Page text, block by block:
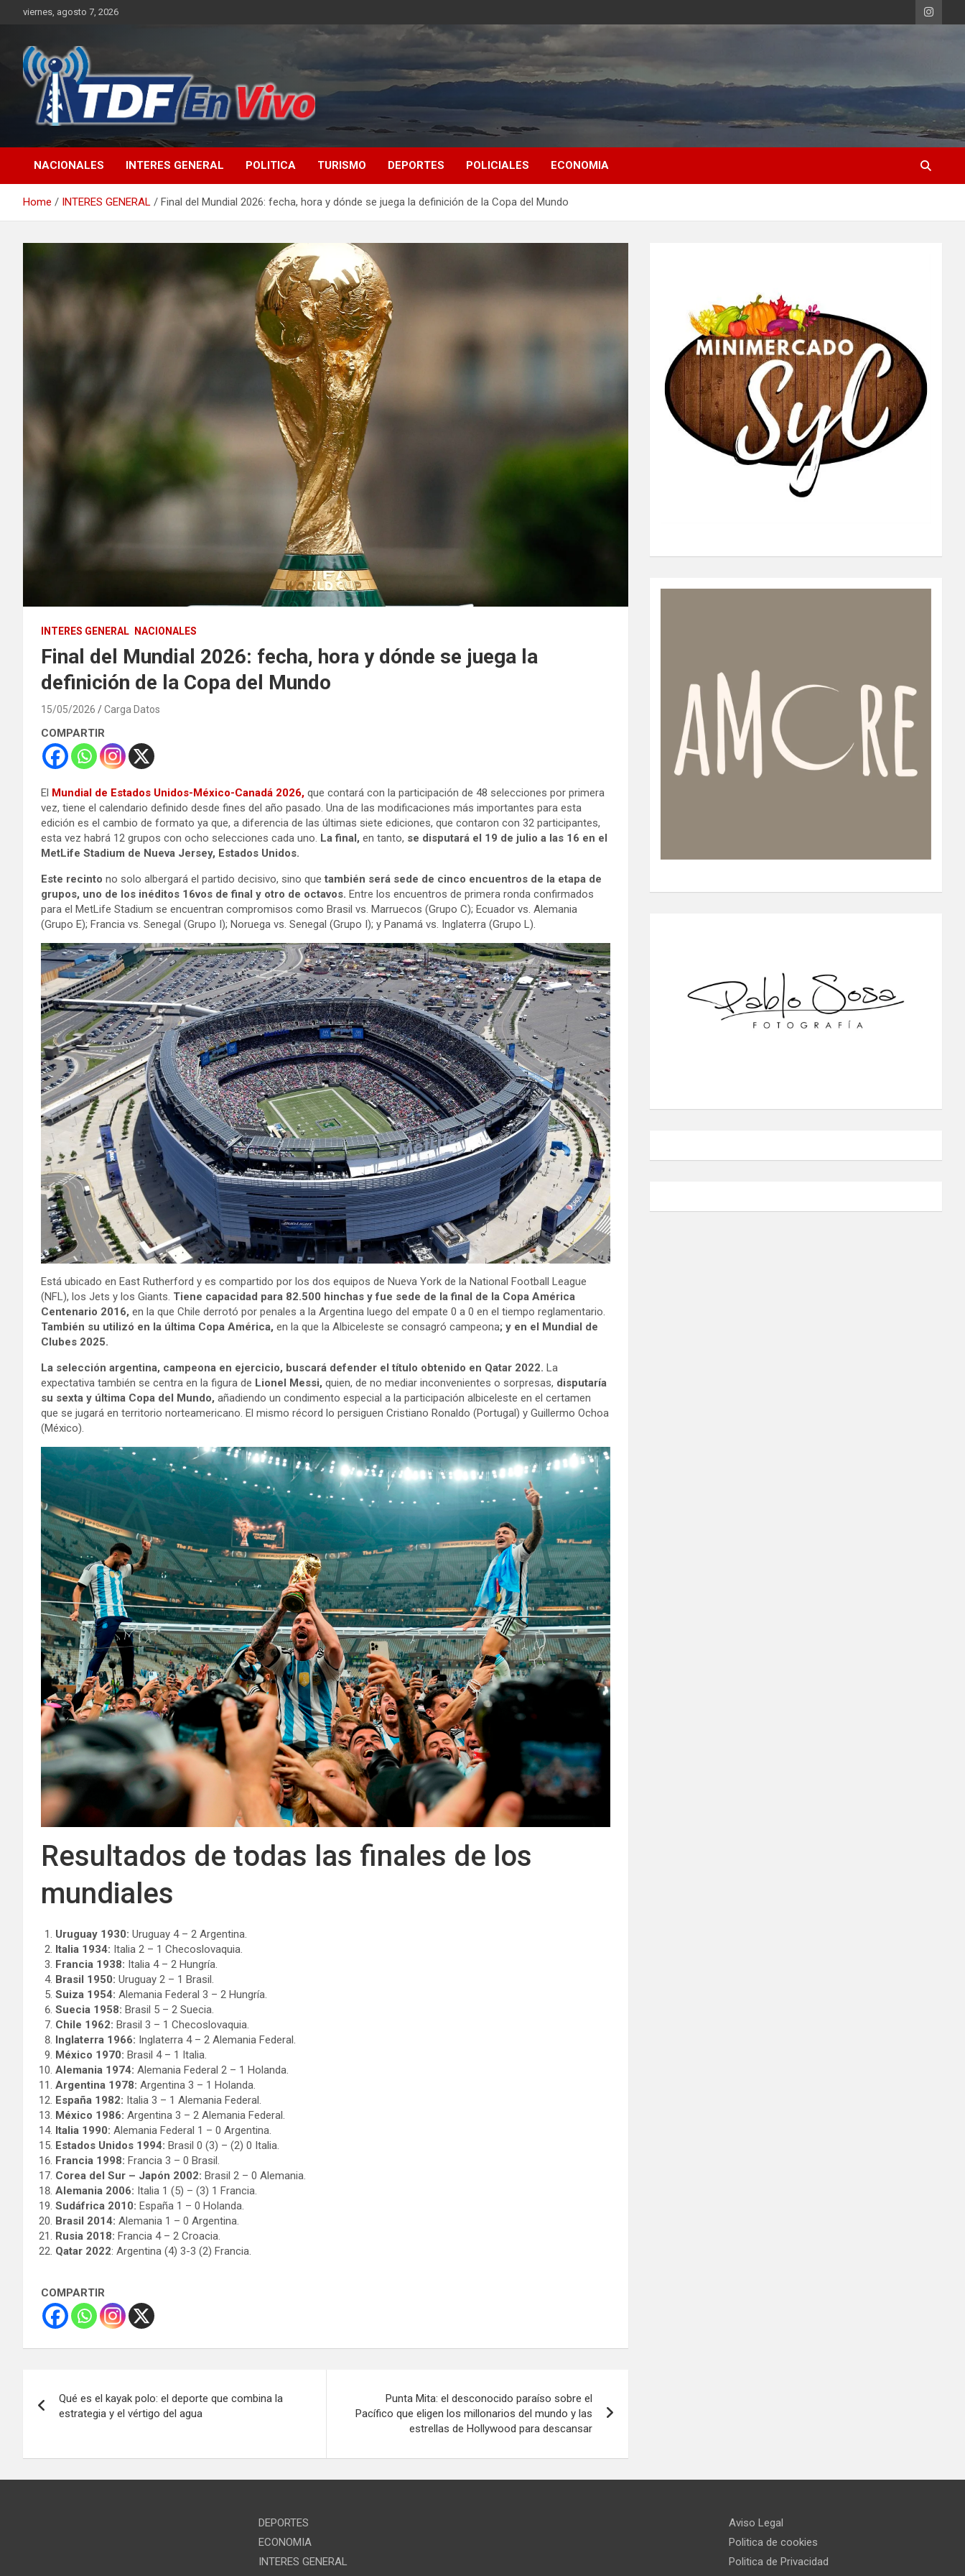
viernes, agosto 7, 2026
NACIONALES INTERES GENERAL POLITICA TURISMO DEPORTES POLICIALES ECONOMIA
Home INTERES GENERAL Final del Mundial 2026: fecha, hora y dónde se juega la definición de la Copa del Mundo
INTERES GENERAL NACIONALES
Final del Mundial 2026: fecha, hora y dónde se juega la
definición de la Copa del Mundo
15/05/2026 Carga Datos
COMPARTIR
El Mundial de Estados Unidos-México-Canadá 2026, que contará con la participación de 48 selecciones por primera
vez, tiene el calendario definido desde fines del año pasado. Una de las modificaciones más importantes para esta
edición es el cambio de formato ya que, a diferencia de las últimas siete ediciones, que contaron con 32 participantes,
esta vez habrá 12 grupos con ocho selecciones cada uno. La final, en tanto, se disputará el 19 de julio a las 16 en el
MetLife Stadium de Nueva Jersey, Estados Unidos.
Este recinto no solo albergará el partido decisivo, sino quetambién será sede de cinco encuentros de la etapa de
grupos, uno de los inéditos 16vos de final y otro de octavos. Entre los encuentros de primera ronda confirmados
para el MetLife Stadium se encuentran compromisos como Brasil vs. Marruecos (Grupo C); Ecuador vs. Alemania
(Grupo E); Francia vs. Senegal (Grupo I); Noruega vs. Senegal (Grupo I); y Panamá vs. Inglaterra (Grupo L).
Está ubicado en East Rutherford y es compartido por los dos equipos de Nueva York de la National Football League
(NFL), los Jets y los Giants. Tiene capacidad para 82.500 hinchas y fue sede de la final de la Copa América
Centenario 2016, en la que Chile derrotó por penales a la Argentina luego del empate 0 a 0 en el tiempo reglamentario.
También su utilizó en la última Copa América, en la que la Albiceleste se consagró campeona; y en el Mundial de
Clubes 2025.
La selección argentina, campeona en ejercicio, buscará defender el título obtenido en Qatar 2022. La
expectativa también se centra en la figura de Lionel Messi, quien, de no mediar inconvenientes o sorpresas, disputaría
su sexta y última Copa del Mundo, añadiendo un condimento especial a la participación albiceleste en el certamen
que se jugará en territorio norteamericano. El mismo récord lo persiguen Cristiano Ronaldo (Portugal) y Guillermo Ochoa
(México).
Resultados de todas las finales de los
mundiales
Uruguay 1930: Uruguay 4 – 2 Argentina.
Italia 1934: Italia 2 – 1 Checoslovaquia.
Francia 1938: Italia 4 – 2 Hungría.
Brasil 1950: Uruguay 2 – 1 Brasil.
Suiza 1954: Alemania Federal 3 – 2 Hungría.
Suecia 1958: Brasil 5 – 2 Suecia.
Chile 1962: Brasil 3 – 1 Checoslovaquia.
Inglaterra 1966: Inglaterra 4 – 2 Alemania Federal.
México 1970: Brasil 4 – 1 Italia.
Alemania 1974: Alemania Federal 2 – 1 Holanda.
Argentina 1978: Argentina 3 – 1 Holanda.
España 1982: Italia 3 – 1 Alemania Federal.
México 1986: Argentina 3 – 2 Alemania Federal.
Italia 1990: Alemania Federal 1 – 0 Argentina.
Estados Unidos 1994: Brasil 0 (3) – (2) 0 Italia.
Francia 1998: Francia 3 – 0 Brasil.
Corea del Sur – Japón 2002: Brasil 2 – 0 Alemania.
Alemania 2006: Italia 1 (5) – (3) 1 Francia.
Sudáfrica 2010: España 1 – 0 Holanda.
Brasil 2014: Alemania 1 – 0 Argentina.
Rusia 2018: Francia 4 – 2 Croacia.
Qatar 2022: Argentina (4) 3-3 (2) Francia.
COMPARTIR
de
Qué es el kayak polo: el deporte que combina la
estrategia y el vértigo del agua
Punta Mita: el desconocido paraíso sobre el
Pacífico que eligen los millonarios del mundo y las
estrellas de Hollywood para descansar
DEPORTES
ECONOMIA
INTERES GENERAL
Aviso Legal
Politica de cookies
Politica de Privacidad